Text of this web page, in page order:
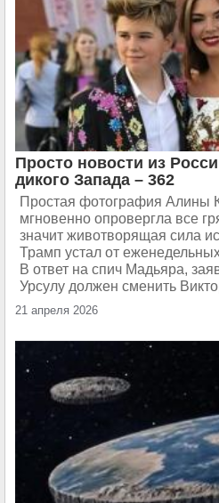
Просто новости из
дикого Запада – 362
Простая фотография Алины
мгновенно опровергла все
значит животворящая сила
Трамп устал от
В ответ на спич Мадьяра,
Урсулу должен сменить
21 апреля 2026